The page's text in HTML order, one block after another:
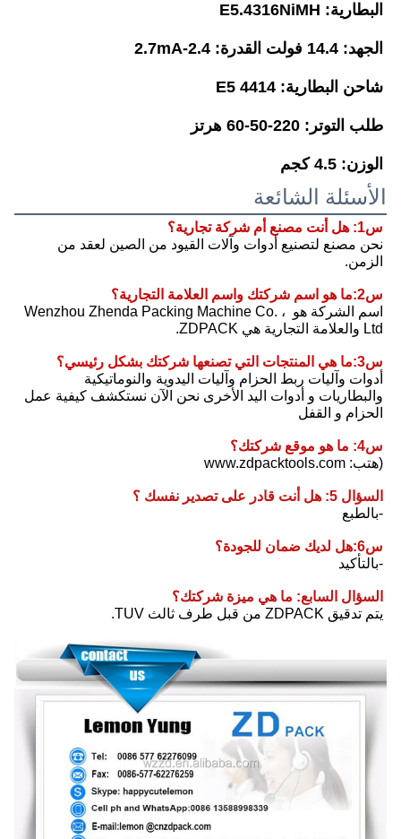
البطارية: E5.4316NiMH
الجهد: 14.4 فولت القدرة: 2.4-2.7mA
شاحن البطارية: E5 4414
طلب التوتر: 220-50-60 هرتز
الوزن: 4.5 كجم
الأسئلة الشائعة
س1: هل أنت مصنع أم شركة تجارية؟
الزمن.
س2:ما هو اسم شركتك واسم العلامة التجارية؟
اسم الشركة هو Wenzhou Zhenda Packing Machine Co. ،
Ltd والعلامة التجارية هي ZDPACK.
س3:ما هي المنتجات التي تصنعها شركتك بشكل رئيسي؟
الحزام و القفل
س4: ما هو موقع شركتك؟
(هتب: www.zdpacktools.com
السؤال 5: هل أنت قادر على تصدير نفسك ؟
-بالطبع
س6:هل لديك ضمان للجودة؟
-بالتأكيد
السؤال السابع: ما هي ميزة شركتك؟
يتم تدقيق ZDPACK من قبل طرف ثالث TUV.